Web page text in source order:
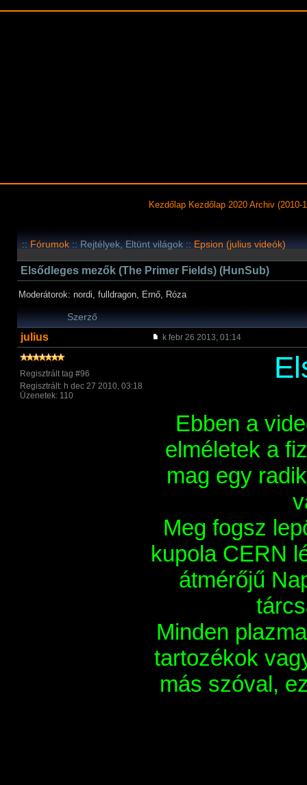
Kezdőlap Kezdőlap 2020 Archiv (2010-
::Fórumok:: Rejtélyek, Eltünt világok ::Epsion (julius videók)
Elsődleges mezők (The Primer Fields) (HunSub)
Moderátorok: nordi, fulldragon, Ernő, Róza
Szerző
julius k febr 26 2013, 01:14
Regisztrált tag #96
Regisztrált: h dec 27 2010, 03:18
Üzenetek: 110
Ebben a
elméletek a
mag egy
Meg fogsz
kupola CERN
átmérőjű
Minden
tartozékok
más szóval,